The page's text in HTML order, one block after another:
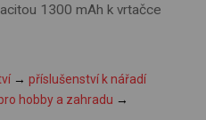
1300 mAh k vrtačce
→příslušenství k nářadí
hobby a zahradu →